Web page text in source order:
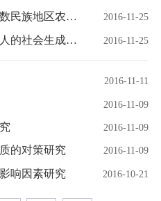
民增收问题研究 2016-11-25
与制度创新研究 2016-11-25
2016-11-11
2016-11-09
2016-11-09
的对策研究 2016-11-09
响因素研究 2016-10-21